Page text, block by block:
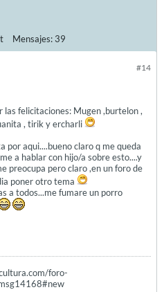
Mensajes:39
#14
las felicitaciones: Mugen ,burtelon ,
, tirik y ercharli
por aqui....bueno claro q me queda
a hablar con hijo/a sobre esto....y
preocupa pero claro ,en un foro de
poner otro tema
a todos...me fumare un porro
foro-